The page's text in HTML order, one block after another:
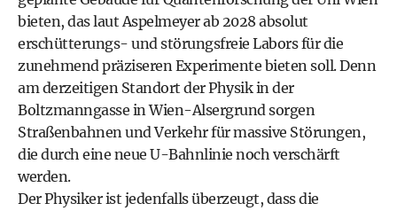
bieten, das laut Aspelmeyer ab 2028 absolut
erschütterungs- und störungsfreie Labors für die
zunehmend präziseren Experimente bieten soll. Denn
am derzeitigen Standort der Physik in der
Boltzmanngasse in Wien-Alsergrund sorgen
Straßenbahnen und Verkehr für massive Störungen,
die durch eine neue U-Bahnlinie noch verschärft
werden.
Der Physiker ist jedenfalls überzeugt, dass die